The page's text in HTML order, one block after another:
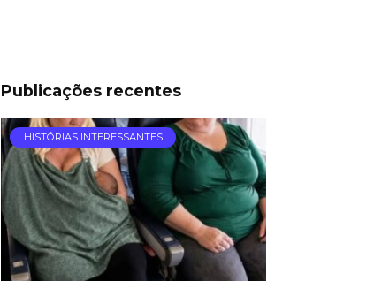
Publicações recentes
HISTÓRIAS INTERESSANTES